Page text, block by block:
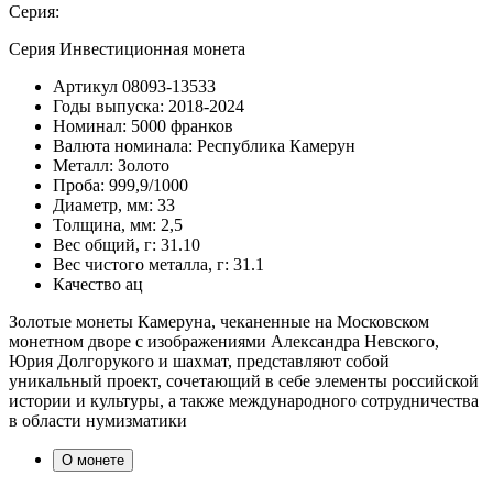
Серия:
Серия Инвестиционная монета
Артикул 08093-13533
Годы выпуска: 2018-2024
Номинал: 5000 франков
Валюта номинала: Республика Камерун
Металл: Золото
Проба: 999,9/1000
Диаметр, мм: 33
Толщина, мм: 2,5
Вес общий, г: 31.10
Вес чистого металла, г: 31.1
Качество ац
Золотые монеты Камеруна, чеканенные на Московском
монетном дворе с изображениями Александра Невского,
Юрия Долгорукого и шахмат, представляют собой
уникальный проект, сочетающий в себе элементы российской
истории и культуры, а также международного сотрудничества
в области нумизматики
О монете